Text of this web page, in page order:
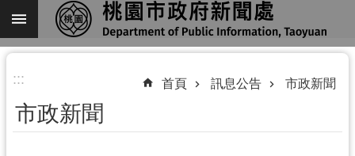
跳到主要內容區塊
進
搜
尋
::: 首頁 訊息公告 市政新聞
市政新聞